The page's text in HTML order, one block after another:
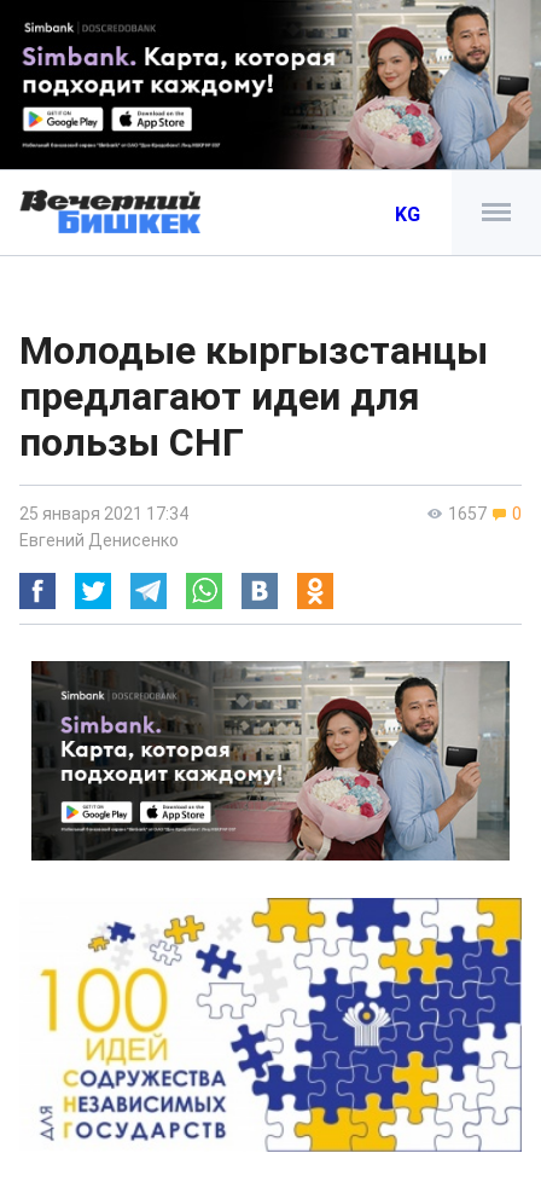
KG
Молодые кыргызстанцы
предлагают идеи для
пользы СНГ
1657 0
25 января 2021 17:34
Евгений Денисенко